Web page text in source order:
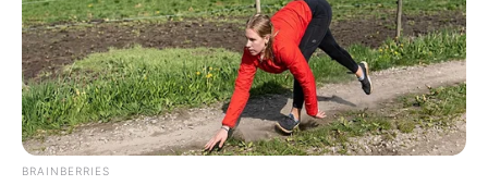
Daftar isi
Biodata & Profil
Nama Lengkap:Alia Shelesh
BRAINBERRIES